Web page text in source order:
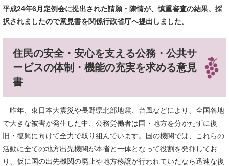
平成24年6月定例会に提出された請願・陳情が、慎重審査の結果、採
択されましたので意見書を関係行政省庁へ提出しました。
住民の安全・安心を支える公務・公共サ
ービスの体制・機能の充実を求める意見
書
昨年、東日本大震災や長野県北部地震、台風などにより、全国各地
で大きな被害が発生した中、公務労働者は国・地方を分かたずに復
旧・復興に向けて全力で取り組んでいます。国の機関では、これらの
活動に全ての地方出先機関が本省と一体となって役割を発揮してお
り、仮に国の出先機関の廃止や地方移譲が行われていたなら迅速な復